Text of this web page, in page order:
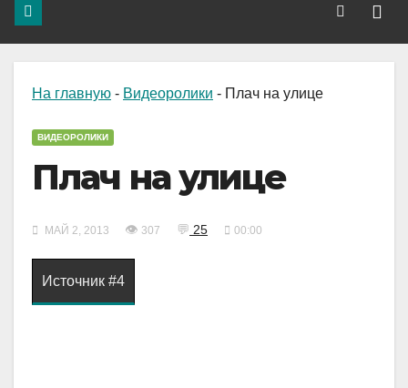
На главную - Видеоролики - Плач на улице
ВИДЕОРОЛИКИ
Плач на улице
МАЙ 2, 2013 👁 307 💬 25 00:00
Источник #4